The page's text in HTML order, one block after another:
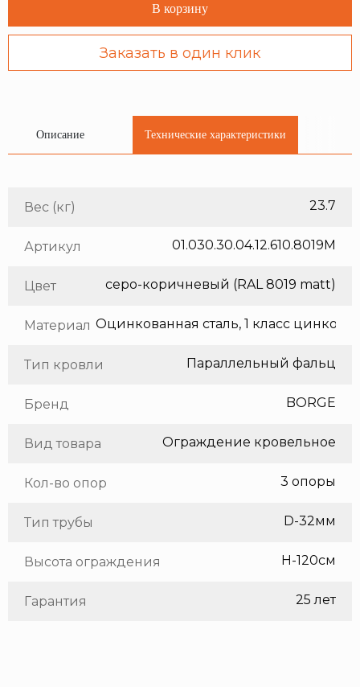
В корзину
Заказать в один клик
Описание Технические характеристики
Вес (кг) 23.7
Артикул 01.030.30.04.12.610.8019M
Цвет серо-коричневый (RAL 8019 matt)
Материал
Тип кровли Параллельный фальц
Бренд BORGE
Вид товара Ограждение кровельное
Кол-во опор 3 опоры
Тип трубы D-32мм
Высота ограждения H-120см
Гарантия 25 лет